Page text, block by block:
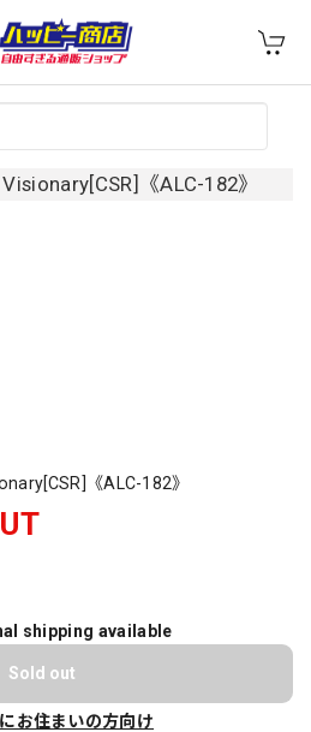
《ALC-182》
《ALC-182》
shipping available
Sold out
お住まいの方向け